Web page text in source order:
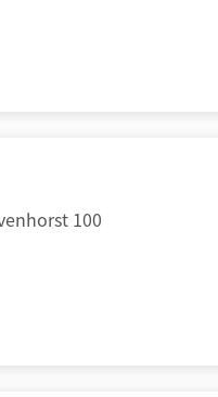
100